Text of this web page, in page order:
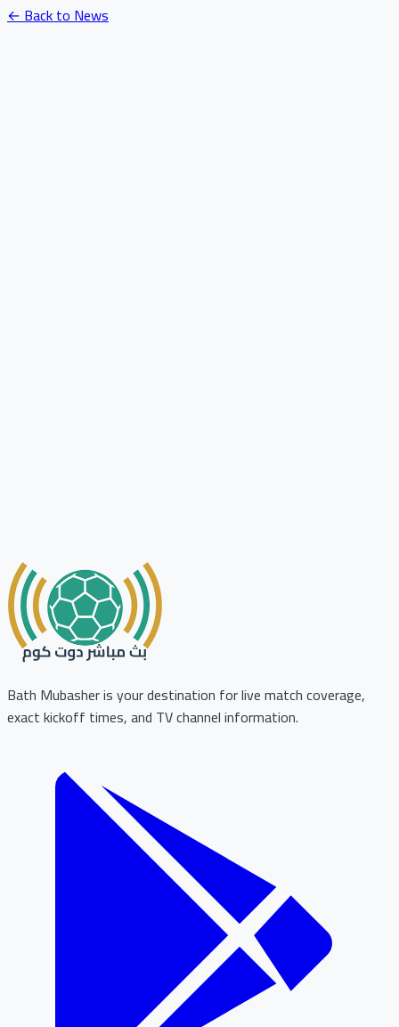
← Back to News
Bath Mubasher is your destination for live match coverage,
exact kickoff times, and TV channel information.